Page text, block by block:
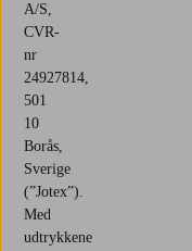
A/S,
CVR-
nr
24927814,
501
10
Borås,
Sverige
(”Jotex”).
Med
udtrykkene